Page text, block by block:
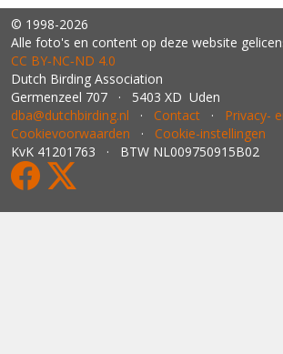
© 1998-2026
Alle foto's en content op deze website
CC BY‑NC‑ND 4.0
Dutch Birding Association
Germenzeel 707 · 5403 XD Uden
dba@dutchbirding.nl · Contact · Privacy-
Cookievoorwaarden · Cookie-instellingen
KvK 41201763 · BTW NL009750915B02